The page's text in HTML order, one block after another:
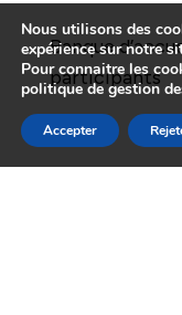
Banque
participants
Nous utilisons des
expérience sur notre
Pour connaitre les
politique de gestion
Accepter